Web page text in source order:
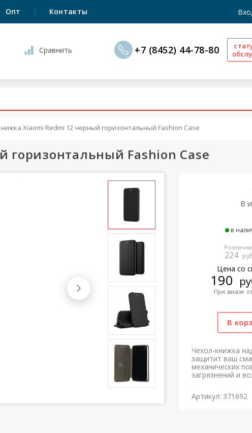
Опт Контакты
Сравнить +7 (8452) 44-78-80
Xiaomi Redmi 12 черный горизонтальный Fashion Case
горизонтальный Fashion Case
В
в
224
Цена со
190
При заказе
Чехол-книжка
защитит ваш
механических
загрязнений и
Артикул: 371692